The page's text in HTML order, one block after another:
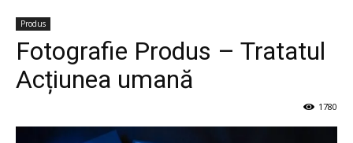
Produs
Fotografie Produs – Tratatul
Acțiunea umană
1780